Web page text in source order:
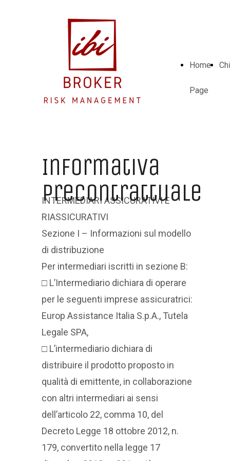
Home
Page
Informativa
Precontrattuale
INTERMEDIARI ASSICURATIVI E
RIASSICURATIVI
Sezione I – Informazioni sul modello
di distribuzione
Per intermediari iscritti in sezione B:
□ L’Intermediario dichiara di operare
per le seguenti imprese assicuratrici:
Europ Assistance Italia S.p.A., Tutela
Legale SPA,
□ L’intermediario dichiara di
distribuire il prodotto proposto in
qualità di emittente, in collaborazione
con altri intermediari ai sensi
dell’articolo 22, comma 10, del
Decreto Legge 18 ottobre 2012, n.
179, convertito nella legge 17